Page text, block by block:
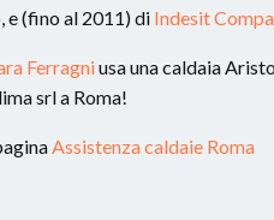
e (fino al 2011) di Indesit
Ferragniusa una caldaia
srl a Roma!
Assistenza caldaie Roma